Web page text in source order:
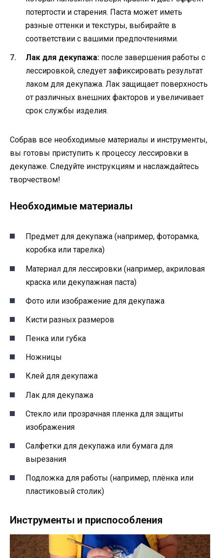
потертости и старения. Паста может иметь
разные оттенки и текстуры, выбирайте в
соответствии с вашими предпочтениями.
Лак для декупажа: после завершения работы с
лессировкой, следует зафиксировать результат
лаком для декупажа. Лак защищает поверхность
от различных внешних факторов и увеличивает
срок службы изделия.
Собрав все необходимые материалы и инструменты,
вы готовы приступить к процессу лессировки в
декупаже. Следуйте инструкциям и наслаждайтесь
творчеством!
Необходимые материалы
Предмет для декупажа (например, фоторамка,
коробка или тарелка)
Материал для лессировки (например, акриловая
краска или декупажная паста)
Фото или изображение для декупажа
Кисти разных размеров
Пенка или губка
Ножницы
Клей для декупажа
Лак для декупажа
Стекло или прозрачная пленка для защиты
изображения
Салфетки для декупажа или бумага для
вырезания
Подложка для работы (например, плёнка или
пластиковый столик)
Инструменты и приспособления